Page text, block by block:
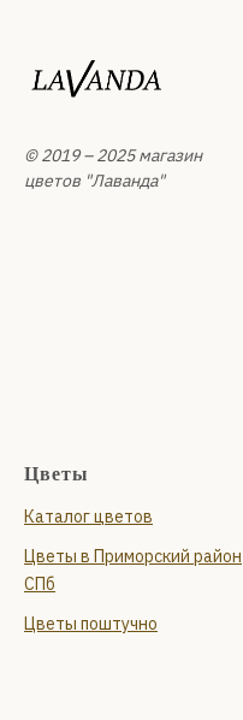
© 2019 – 2025 магазин
цветов "Лаванда"
Цветы
Каталог цветов
Цветы в Приморский район
СПб
Цветы поштучно